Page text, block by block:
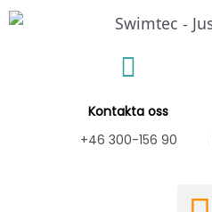
Hoppa
Kontakta oss
+46 300-156 90